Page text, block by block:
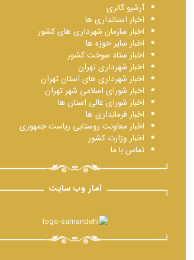
آرشیو گالری
اخبار استانداری ها
اخبار سازمان شهرداری های کشور
اخبار سایر حوزه ها
اخبار ستاد سوخت کشور
اخبار شهرداری تهران
اخبار شهرداری های استان تهران
اخبار شورای اسلامی شهر تهران
اخبار شورای عالی استان ها
اخبار فرمانداری ها
اخبار معاونت روستایی ریاست جمهوری
اخبار وزارت کشور
تماس با ما
آمار وب سایت